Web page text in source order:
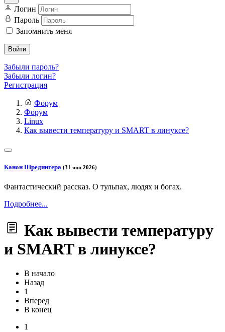
Логин
Пароль
Запомнить меня
Войти
Забыли пароль?
Забыли логин?
Регистрация
Форум
Форум
Linux
Как вывести температуру и SMART в линуксе?
Канон Шредингера (31 янв 2026)
Фантастический рассказ. О тульпах, людях и богах.
Подробнее...
Как вывести температуру
и SMART в линуксе?
В начало
Назад
1
Вперед
В конец
1